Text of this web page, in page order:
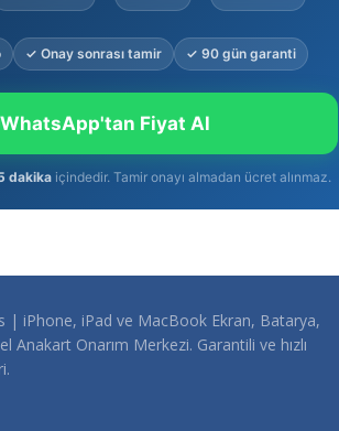
✓ Onay sonrası tamir ✓ 90 gün garanti
WhatsApp'tan Fiyat Al
dakika içindedir. Tamir onayı almadan ücret alınmaz.
| iPhone, iPad ve MacBook Ekran, Batarya,
Anakart Onarım Merkezi. Garantili ve hızlı